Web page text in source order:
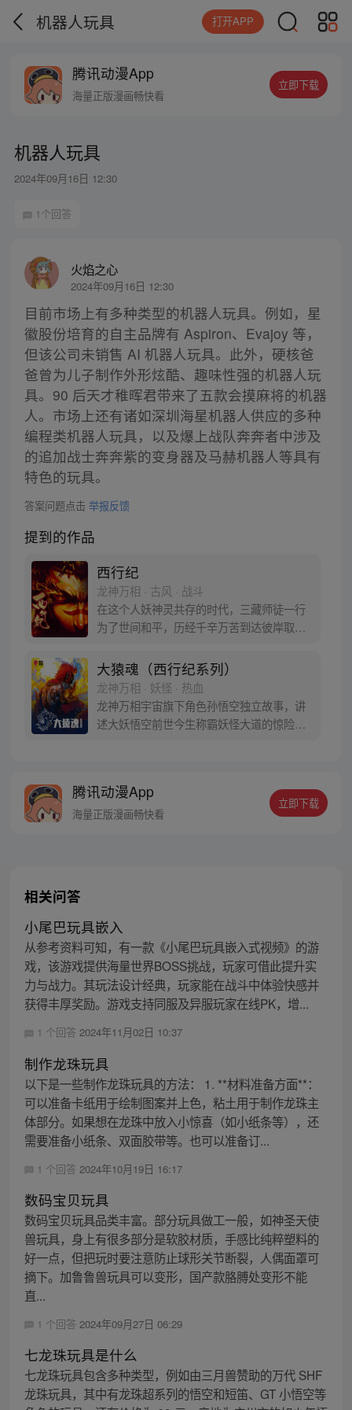
机器人玩具 打开APP
腾讯动漫App
海量正版漫画畅快看
立即下载
机器人玩具
2024年09月16日 12:30
1个回答
火焰之心
2024年09月16日 12:30
目前市场上有多种类型的机器人玩具。例如，星
徽股份培育的自主品牌有 Aspiron、Evajoy 等，
但该公司未销售 AI 机器人玩具。此外，硬核爸
爸曾为儿子制作外形炫酷、趣味性强的机器人玩
具。90 后天才稚晖君带来了五款会摸麻将的机器
人。市场上还有诸如深圳海星机器人供应的多种
编程类机器人玩具，以及爆上战队奔奔者中涉及
的追加战士奔奔紫的变身器及马赫机器人等具有
特色的玩具。
答案问题点击 举报反馈
提到的作品
西行纪
龙神万相 · 古风 · 战斗
在这个人妖神灵共存的时代，三藏师徒一行
为了世间和平，历经千辛万苦到达彼岸取
变得美好….随着阴谋慢慢揭露，暗魂四起,
为了让“永恒之火”重新归位，小狼妖白狼不
辞万难，找到唐三藏大法师，和他一起重新
寻回徒弟们，组成全新“西行小队”，再度踏
上西行之旅……
大猿魂（西行纪系列）
龙神万相 · 妖怪 · 热血
龙神万相宇宙旗下角色孙悟空独立故事，讲
述大妖悟空前世今生称霸妖怪大道的惊险历
人…六十年后，他再次破石而出，背负着守
护族人的希望和信念打败了妖怪大道的霸
腾讯动漫App
海量正版漫画畅快看
立即下载
相关问答
小尾巴玩具嵌入
从参考资料可知，有一款《小尾巴玩具嵌入式视频》的游
戏，该游戏提供海量世界BOSS挑战，玩家可借此提升实
力与战力。其玩法设计经典，玩家能在战斗中体验快感并
获得丰厚奖励。游戏支持同服及异服玩家在线PK，增...
1 个回答 2024年11月02日 10:37
制作龙珠玩具
以下是一些制作龙珠玩具的方法： 1. **材料准备方面**：
可以准备卡纸用于绘制图案并上色，粘土用于制作龙珠主
体部分。如果想在龙珠中放入小惊喜（如小纸条等），还
需要准备小纸条、双面胶带等。也可以准备订...
1 个回答 2024年10月19日 16:17
数码宝贝玩具
数码宝贝玩具品类丰富。部分玩具做工一般，如神圣天使
兽玩具，身上有很多部分是软胶材质，手感比纯粹塑料的
好一点，但把玩时要注意防止球形关节断裂，人偶面罩可
摘下。加鲁鲁兽玩具可以变形，国产款胳膊处变形不能
直...
1 个回答 2024年09月27日 06:29
七龙珠玩具是什么
七龙珠玩具包含多种类型，例如由三月兽赞助的万代 SHF
龙珠玩具，其中有龙珠超系列的悟空和短笛、GT 小悟空等